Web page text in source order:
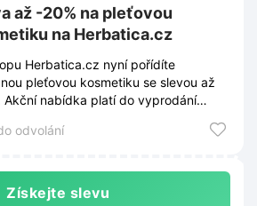
až -20% na pleťovou
na Herbatica.cz
Herbatica.cz nyní pořídíte
pleťovou kosmetiku se slevou až
Akční nabídka platí do vyprodání
odvolání
Získejte slevu